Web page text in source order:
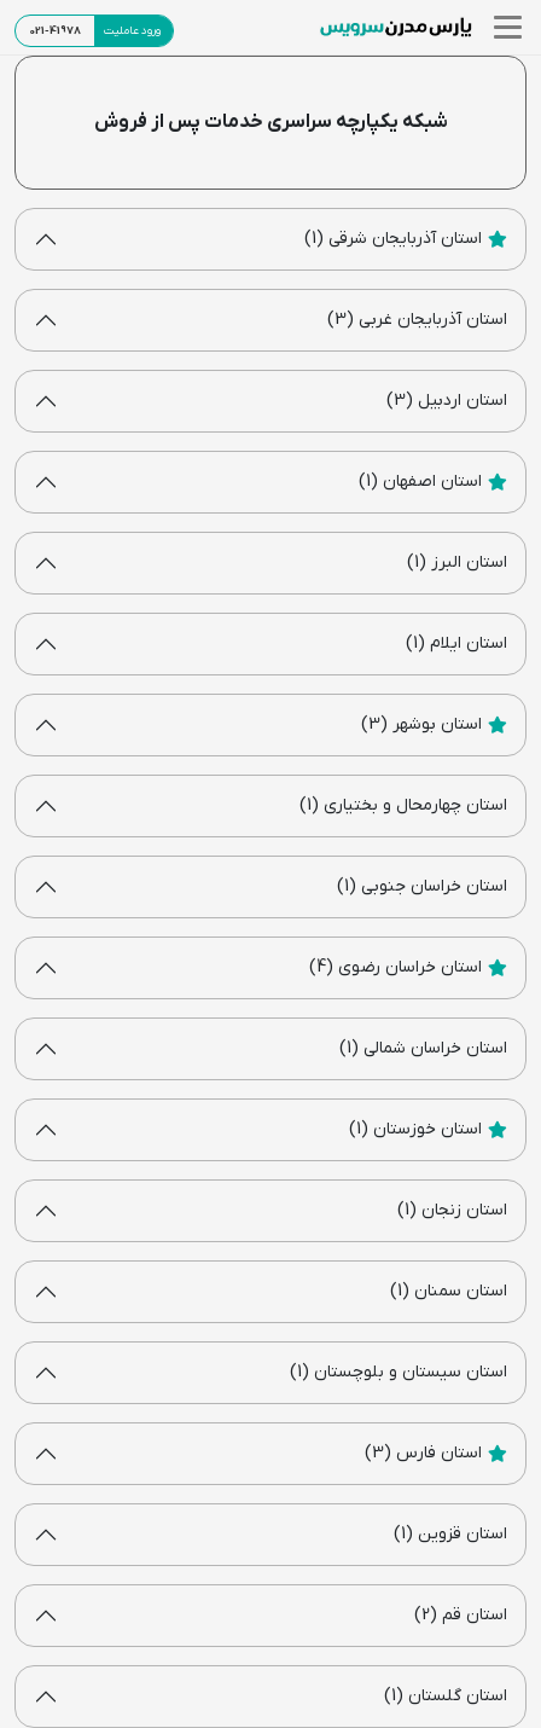
ورود عاملیت 021-41978
شبکه یکپارچه سراسری خدمات پس از فروش
استان آذربایجان شرقی (1)
استان آذربایجان غربی (3)
استان اردبیل (3)
استان اصفهان (1)
استان البرز (1)
استان ایلام (1)
استان بوشهر (3)
استان چهارمحال و بختیاری (1)
استان خراسان جنوبی (1)
استان خراسان رضوی (4)
استان خراسان شمالی (1)
استان خوزستان (1)
استان زنجان (1)
استان سمنان (1)
استان سیستان و بلوچستان (1)
استان فارس (3)
استان قزوین (1)
استان قم (2)
استان گلستان (1)